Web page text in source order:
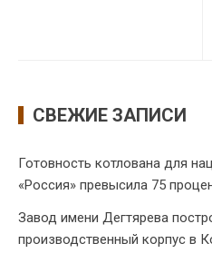
СВЕЖИЕ ЗАПИСИ
Готовность котлована для
«Россия» превысила 75
Завод имени Дегтярева
производственный корпус в